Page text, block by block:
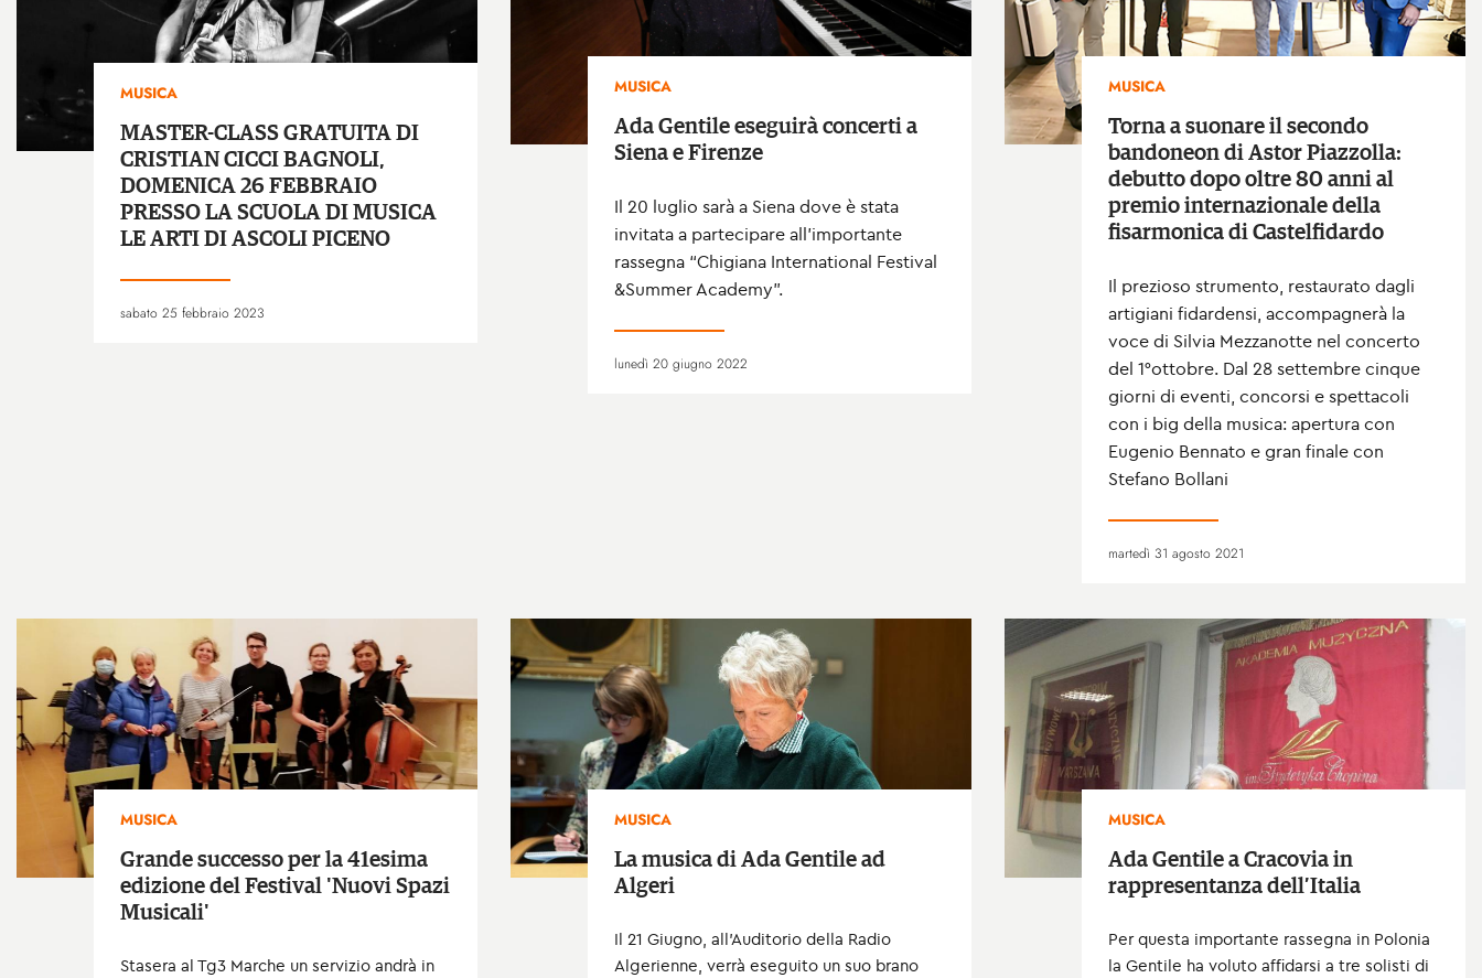
MUSICA
MASTER-CLASS GRATUITA DI
CRISTIAN CICCI BAGNOLI,
DOMENICA 26 FEBBRAIO
PRESSO LA SCUOLA DI MUSICA
LE ARTI DI ASCOLI PICENO
sabato 25 febbraio 2023
MUSICA
Ada Gentile eseguirà concerti a
Siena e Firenze
Il 20 luglio sarà a Siena dove è stata
invitata a partecipare all’importante
rassegna “Chigiana International Festival
&Summer Academy”.
lunedì 20 giugno 2022
MUSICA
Torna a suonare il secondo
bandoneon di Astor Piazzolla:
debutto dopo oltre 80 anni al
premio internazionale della
fisarmonica di Castelfidardo
Il prezioso strumento, restaurato dagli
artigiani fidardensi, accompagnerà la
voce di Silvia Mezzanotte nel concerto
del 1°ottobre. Dal 28 settembre cinque
giorni di eventi, concorsi e spettacoli
con i big della musica: apertura con
Eugenio Bennato e gran finale con
Stefano Bollani
martedì 31 agosto 2021
MUSICA
Grande successo per la 41esima
edizione del Festival 'Nuovi Spazi
Musicali'
Stasera al Tg3 Marche un servizio andrà in
MUSICA
La musica di Ada Gentile ad
Algeri
Il 21 Giugno, all’Auditorio della Radio
Algerienne, verrà eseguito un suo brano
MUSICA
Ada Gentile a Cracovia in
rappresentanza dell’Italia
Per questa importante rassegna in Polonia
la Gentile ha voluto affidarsi a tre solisti di